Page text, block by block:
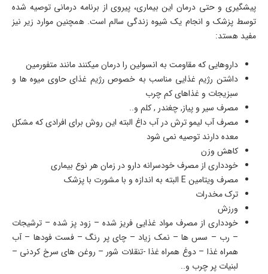
پیشگیری و حتی درمان این بیماری، پیروی از برنامه درمانی توصیه شده
توسط پزشک و انجام یک شیوه زندگی سالم است. همچنین موارد زیر نیز
مفید هستد:
داروهایی که مقاومت به انسولین را درمان میکنند مانند متفورمین
داشتن رژیم غذایی مناسب به خصوص رژیم غذای حاوی میوه ها و
سبزیجات و غذاهای کم چرب
مصرف سیر و پیاز, چغندر , کلم و..
مصرف آب لیمو ترش در آب داغ البته این روش برای افرادی که مشکل
معده دارند توصیه نمی شود
کاهش وزن
خودداری از مصرف خودسرانه دارو در زمان هر نوع بیماری
مصرف ویتامین E البته به اندازه و با مشورت با پزشک
ترک مخدرات
ورزش
خودداری از مصرف مواد غذایی فریز شده – زود پز شده – ترشیجات
– رب – سس ها – نمک زیاد – چای پر رنگ – فست فودها – آب
همراه غذا – دوغ همراه غذا -تنقلات شور – روغن های سرخ کردنی –
لبنیات پر چرب و..